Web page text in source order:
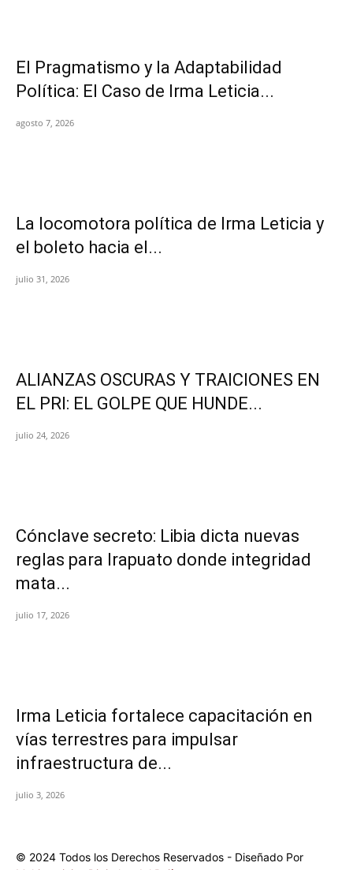
El Pragmatismo y la Adaptabilidad
Política: El Caso de Irma Leticia...
agosto 7, 2026
La locomotora política de Irma Leticia y
el boleto hacia el...
julio 31, 2026
ALIANZAS OSCURAS Y TRAICIONES EN
EL PRI: EL GOLPE QUE HUNDE...
julio 24, 2026
Cónclave secreto: Libia dicta nuevas
reglas para Irapuato donde integridad
mata...
julio 17, 2026
Irma Leticia fortalece capacitación en
vías terrestres para impulsar
infraestructura de...
julio 3, 2026
© 2024 Todos los Derechos Reservados - Diseñado Por